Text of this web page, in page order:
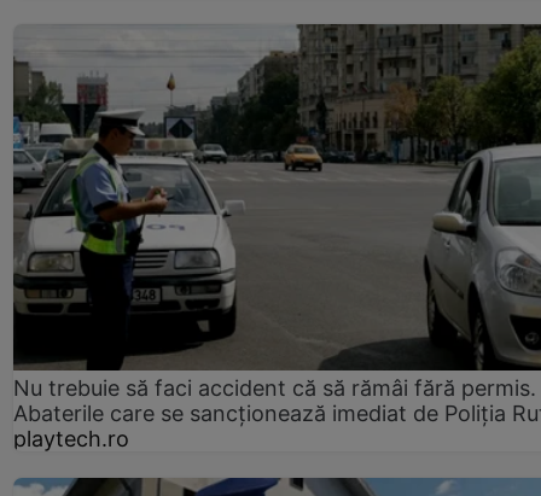
Nu trebuie să faci accident că să rămâi fără permis.
Abaterile care se sancționează imediat de Poliţia
playtech.ro